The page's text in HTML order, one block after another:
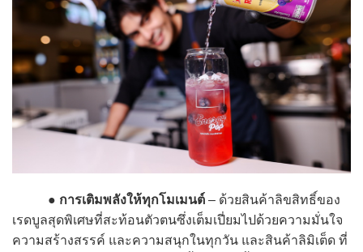
● การเติมพลังให้ทุกโมเมนต์ – ด้วยสินค้าลิขสิทธิ์ของ
เรดบูลสุดพิเศษที่สะท้อนตัวตนซึ่งเต็มเปี่ยมไปด้วยความมั่นใจ
ความสร้างสรรค์ และความสนุกในทุกวัน และสินค้าลิมิเต็ด ที่